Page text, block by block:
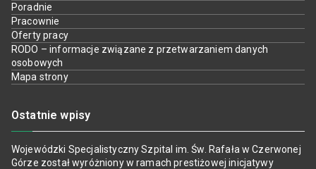
Poradnie
Pracownie
Oferty pracy
RODO – informacje związane z przetwarzaniem danych
osobowych
Mapa strony
Ostatnie wpisy
Wojewódzki Specjalistyczny Szpital im. Św. Rafała w Czerwonej
Górze został wyróżniony w ramach prestiżowej inicjatywy